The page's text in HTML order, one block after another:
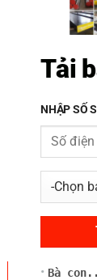
Hợp kim
Tải
NHẬP SỐ
Bà